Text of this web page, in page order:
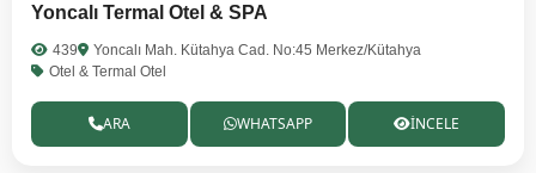
Yoncalı Termal Otel & SPA
439
Yoncalı Mah. Kütahya Cad. No:45 Merkez/Kütahya
Otel & Termal Otel
ARA WHATSAPP İNCELE